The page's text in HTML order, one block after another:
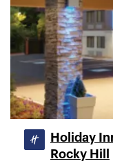
Holiday
Rocky Hill